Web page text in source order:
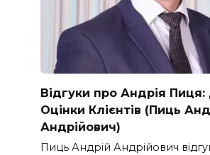
Відгуки про Андрія
Оцінки Клієнтів (Пиць
Андрійович)
Пиць Андрій Андрійович